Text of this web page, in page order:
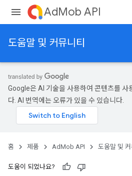
AdMob API
도움말 및 커뮤니티
Google은 AI 기술을 사용하여 콘텐츠를 사
다. AI 번역에는 오류가 있을 수 있습니다.
홈 제품 AdMob API 도움말 및 커
도움이 되었나요?